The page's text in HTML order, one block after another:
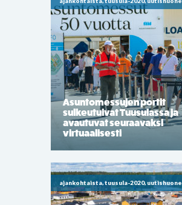
Asuntomessujen portit
sulkeutuivat Tuusulassa ja
avautuvat seuraavaksi
virtuaalisesti
ajankohtaista, tuusula-2020, uutishuone